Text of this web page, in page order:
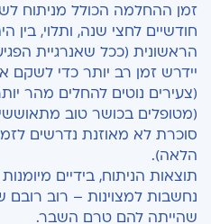
זמן ההחלמה הכולל מניתוח
חודשיים לחצי שנה, ותלוי, בין
הראשונית (ככל שאנרגיית
יידרש זמן רב יותר כדי לשקם
(צעירים נוטים להחלים מהר
(מטופלים בכושר טוב
סוכרת לא מאוזנת נדרשים
הלאה).
תוצאות הניתוח, בידיים
נחשבות למצוינות – רוב רובם
שהייתה להם טרם השבר.